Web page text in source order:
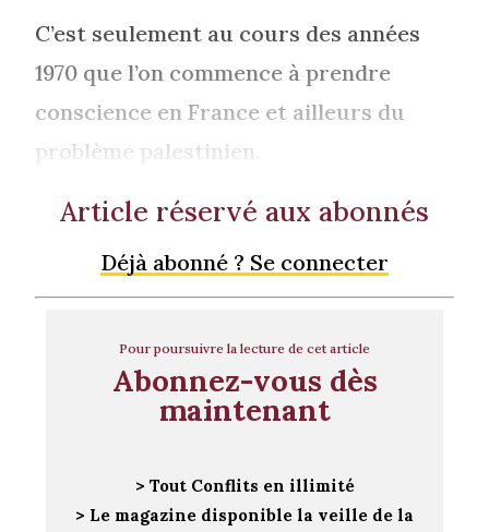
C’est seulement au cours des années
1970 que l’on commence à prendre
conscience en France et ailleurs du
problème palestinien.
Article réservé aux abonnés
Déjà abonné ? Se connecter
Pour poursuivre la lecture de cet article
Abonnez-vous dès
maintenant
> Tout Conflits en illimité
> Le magazine disponible la veille de la